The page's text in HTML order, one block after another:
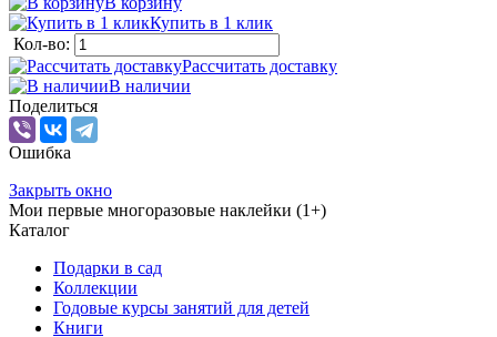
Купить в 1 клик
Кол-во:
Рассчитать доставку
В наличии
Поделиться
Ошибка
Закрыть окно
Мои первые многоразовые наклейки (1+)
Каталог
Подарки в сад
Коллекции
Годовые курсы занятий для детей
Книги